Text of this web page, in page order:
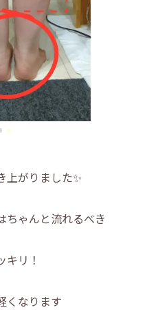
上がりました✨
ちゃんと流れるべき
リ！
くなります